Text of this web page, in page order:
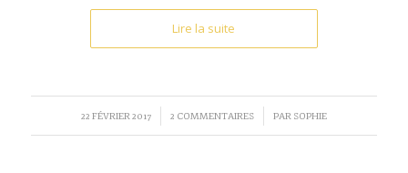
Lire la suite
22 FÉVRIER 2017
/ 2 COMMENTAIRES
/ PAR SOPHIE